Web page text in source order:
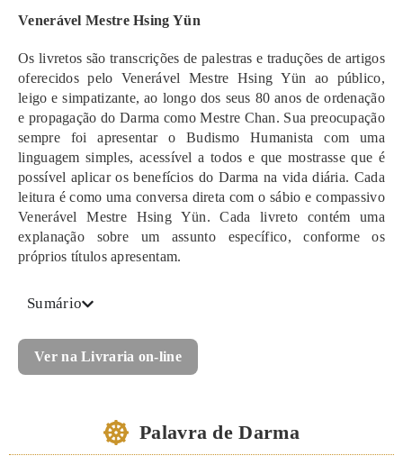
Venerável Mestre Hsing Yün
Os livretos são transcrições de palestras e traduções de artigos
oferecidos pelo Venerável Mestre Hsing Yün ao público,
leigo e simpatizante, ao longo dos seus 80 anos de ordenação
e propagação do Darma como Mestre Chan. Sua preocupação
sempre foi apresentar o Budismo Humanista com uma
linguagem simples, acessível a todos e que mostrasse que é
possível aplicar os benefícios do Darma na vida diária. Cada
leitura é como uma conversa direta com o sábio e compassivo
Venerável Mestre Hsing Yün. Cada livreto contém uma
explanação sobre um assunto específico, conforme os
próprios títulos apresentam.
Sumário
Ver na Livraria on-line
Palavra de Darma